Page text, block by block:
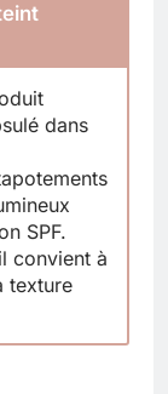
dans
SPF.
convient à
texture